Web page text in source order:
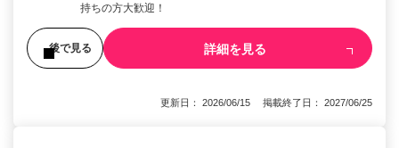
持ちの方大歓迎！
後で見る 詳細を見る
更新日： 2026/06/15 掲載終了日： 2027/06/25